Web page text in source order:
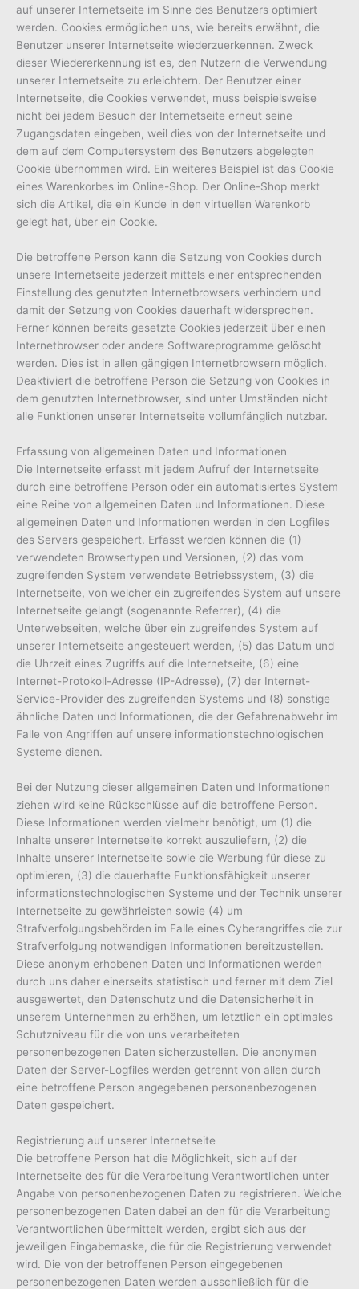
auf unserer Internetseite im Sinne des Benutzers optimiert
werden. Cookies ermöglichen uns, wie bereits erwähnt, die
Benutzer unserer Internetseite wiederzuerkennen. Zweck
dieser Wiedererkennung ist es, den Nutzern die Verwendung
unserer Internetseite zu erleichtern. Der Benutzer einer
Internetseite, die Cookies verwendet, muss beispielsweise
nicht bei jedem Besuch der Internetseite erneut seine
Zugangsdaten eingeben, weil dies von der Internetseite und
dem auf dem Computersystem des Benutzers abgelegten
Cookie übernommen wird. Ein weiteres Beispiel ist das Cookie
eines Warenkorbes im Online-Shop. Der Online-Shop merkt
sich die Artikel, die ein Kunde in den virtuellen Warenkorb
gelegt hat, über ein Cookie.
Die betroffene Person kann die Setzung von Cookies durch
unsere Internetseite jederzeit mittels einer entsprechenden
Einstellung des genutzten Internetbrowsers verhindern und
damit der Setzung von Cookies dauerhaft widersprechen.
Ferner können bereits gesetzte Cookies jederzeit über einen
Internetbrowser oder andere Softwareprogramme gelöscht
werden. Dies ist in allen gängigen Internetbrowsern möglich.
Deaktiviert die betroffene Person die Setzung von Cookies in
dem genutzten Internetbrowser, sind unter Umständen nicht
alle Funktionen unserer Internetseite vollumfänglich nutzbar.
Erfassung von allgemeinen Daten und Informationen
Die Internetseite erfasst mit jedem Aufruf der Internetseite
durch eine betroffene Person oder ein automatisiertes System
eine Reihe von allgemeinen Daten und Informationen. Diese
allgemeinen Daten und Informationen werden in den Logfiles
des Servers gespeichert. Erfasst werden können die (1)
verwendeten Browsertypen und Versionen, (2) das vom
zugreifenden System verwendete Betriebssystem, (3) die
Internetseite, von welcher ein zugreifendes System auf unsere
Internetseite gelangt (sogenannte Referrer), (4) die
Unterwebseiten, welche über ein zugreifendes System auf
unserer Internetseite angesteuert werden, (5) das Datum und
die Uhrzeit eines Zugriffs auf die Internetseite, (6) eine
Internet-Protokoll-Adresse (IP-Adresse), (7) der Internet-
Service-Provider des zugreifenden Systems und (8) sonstige
ähnliche Daten und Informationen, die der Gefahrenabwehr im
Falle von Angriffen auf unsere informationstechnologischen
Systeme dienen.
Bei der Nutzung dieser allgemeinen Daten und Informationen
ziehen wird keine Rückschlüsse auf die betroffene Person.
Diese Informationen werden vielmehr benötigt, um (1) die
Inhalte unserer Internetseite korrekt auszuliefern, (2) die
Inhalte unserer Internetseite sowie die Werbung für diese zu
optimieren, (3) die dauerhafte Funktionsfähigkeit unserer
informationstechnologischen Systeme und der Technik unserer
Internetseite zu gewährleisten sowie (4) um
Strafverfolgungsbehörden im Falle eines Cyberangriffes die zur
Strafverfolgung notwendigen Informationen bereitzustellen.
Diese anonym erhobenen Daten und Informationen werden
durch uns daher einerseits statistisch und ferner mit dem Ziel
ausgewertet, den Datenschutz und die Datensicherheit in
unserem Unternehmen zu erhöhen, um letztlich ein optimales
Schutzniveau für die von uns verarbeiteten
personenbezogenen Daten sicherzustellen. Die anonymen
Daten der Server-Logfiles werden getrennt von allen durch
eine betroffene Person angegebenen personenbezogenen
Daten gespeichert.
Registrierung auf unserer Internetseite
Die betroffene Person hat die Möglichkeit, sich auf der
Internetseite des für die Verarbeitung Verantwortlichen unter
Angabe von personenbezogenen Daten zu registrieren. Welche
personenbezogenen Daten dabei an den für die Verarbeitung
Verantwortlichen übermittelt werden, ergibt sich aus der
jeweiligen Eingabemaske, die für die Registrierung verwendet
wird. Die von der betroffenen Person eingegebenen
personenbezogenen Daten werden ausschließlich für die